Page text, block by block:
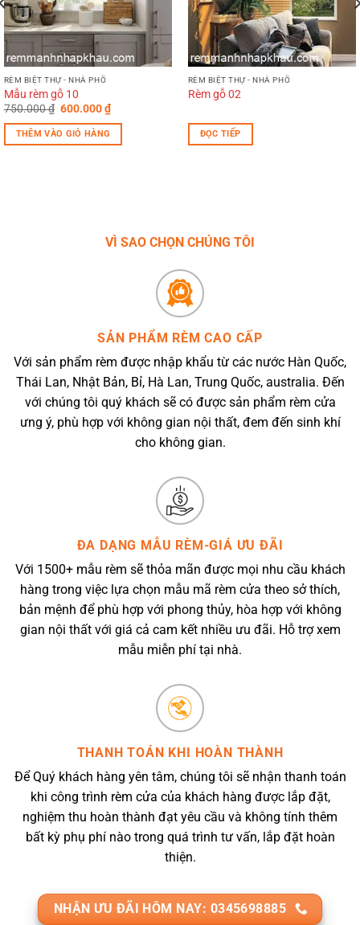
RÈM BIỆT THỰ - NHÀ PHỐ
Mẫu rèm gỗ 10
750.000₫ Giá
là:
750.000 ₫.
600.000₫Giá
hiện
tại
600.000 ₫.
THÊM VÀO GIỎ HÀNG
RÈM BIỆT THỰ - NHÀ PHỐ
Rèm gỗ 02
ĐỌC TIẾP
VÌ SAO CHỌN CHÚNG TÔI
SẢN PHẨM RÈM CAO CẤP
Với sản phẩm rèm được nhập khẩu từ các nước Hàn Quốc,
Thái Lan, Nhật Bản, Bỉ, Hà Lan, Trung Quốc, australia. Đến
với chúng tôi quý khách sẽ có được sản phẩm rèm cửa
ưng ý, phù hợp với không gian nội thất, đem đến sinh khí
cho không gian.
ĐA DẠNG MẪU RÈM-GIÁ ƯU ĐÃI
Với 1500+ mẫu rèm sẽ thỏa mãn được mọi nhu cầu khách
hàng trong việc lựa chọn mẫu mã rèm cửa theo sở thích,
bản mệnh để phù hợp với phong thủy, hòa hợp với không
gian nội thất với giá cả cam kết nhiều ưu đãi. Hỗ trợ xem
mẫu miễn phí tại nhà.
THANH TOÁN KHI HOÀN THÀNH
Để Quý khách hàng yên tâm, chúng tôi sẽ nhận thanh toán
khi công trình rèm cửa của khách hàng được lắp đặt,
nghiệm thu hoàn thành đạt yêu cầu và không tính thêm
bất kỳ phụ phí nào trong quá trình tư vấn, lắp đặt hoàn
thiện.
NHẬN ƯU ĐÃI HÔM NAY: 0345698885